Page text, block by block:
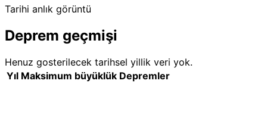
Tarihi anlık görüntü
Deprem geçmişi
Henuz gosterilecek tarihsel yillik veri yok.
Yıl Maksimum büyüklük Depremler